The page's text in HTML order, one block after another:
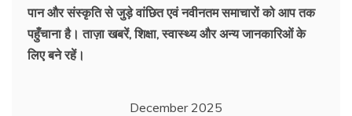
पान और संस्कृति से जुड़े वांछित एवं नवीनतम समाचारों को आप तक
पहुँचाना है। ताज़ा खबरें, शिक्षा, स्वास्थ्य और अन्य जानकारिओं के
लिए बने रहें।
December 2025